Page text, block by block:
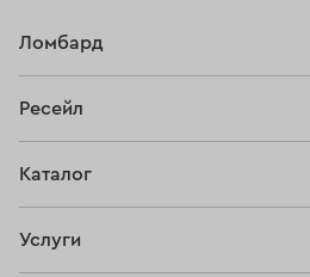
Ломбард
Тарифы
Ресейл
Купить
Каталог
Услуги